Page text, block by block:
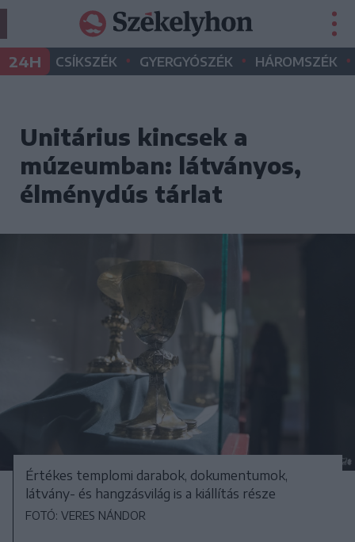
24H CSÍKSZÉK • GYERGYÓSZÉK • HÁROMSZÉK •
Unitárius kincsek a
múzeumban: látványos,
élménydús tárlat
Értékes templomi darabok, dokumentumok,
látvány- és hangzásvilág is a kiállítás része
FOTÓ: VERES NÁNDOR